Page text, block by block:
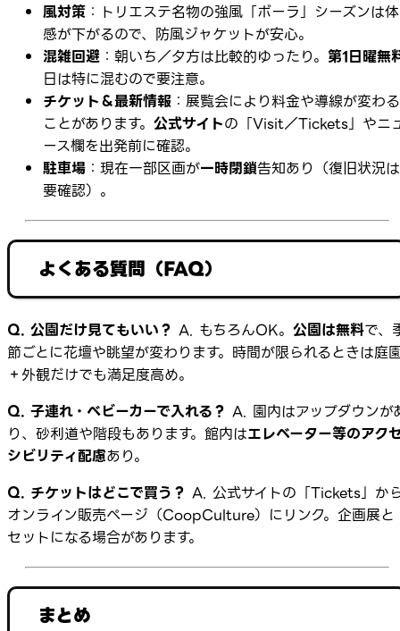
風対策 ：トリエステ名物の強風「ボーラ」シーズンは体
感が下がるので、防風ジャケットが安心。
混雑回避 ：朝いち／夕方は比較的ゆったり。 第1日曜無
日は特に混むので要注意。
チケット＆最新情報 ：展覧会により料金や導線が変わる
ことがあります。 公式サイトの「Visit／Tickets」やニ
ース欄を出発前に確認。
駐車場 ：現在一部区画が一時閉鎖告知あり（復旧状況は
要確認）。
よくある質問（FAQ）
Q. 公園だけ見てもいい？ A. もちろんOK。 公園は無料で、
節ごとに花壇や眺望が変わります。時間が限られるときは庭
＋外観だけでも満足度高め。
Q. 子連れ・ベビーカーで入れる？ A. 園内はアップダウンが
り、砂利道や階段もあります。館内はエレベーター等のアク
シビリティ配慮あり。
Q. チケットはどこで買う？ A. 公式サイトの「Tickets」か
オンライン販売ページ（CoopCulture）にリンク。企画展と
セットになる場合があります。
まとめ